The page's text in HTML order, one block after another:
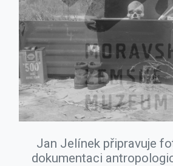
Jan Jelínek připravuje
dokumentaci